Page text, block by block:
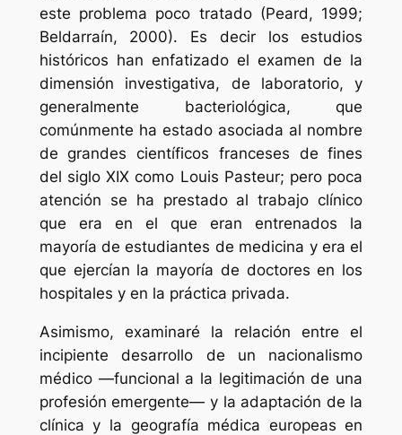
este problema poco tratado (Peard, 1999;
Beldarraín, 2000). Es decir los estudios
históricos han enfatizado el examen de la
dimensión investigativa, de laboratorio, y
generalmente bacteriológica, que
comúnmente ha estado asociada al nombre
de grandes científicos franceses de fines
del siglo XIX como Louis Pasteur; pero poca
atención se ha prestado al trabajo clínico
que era en el que eran entrenados la
mayoría de estudiantes de medicina y era el
que ejercían la mayoría de doctores en los
hospitales y en la práctica privada.
Asimismo, examinaré la relación entre el
incipiente desarrollo de un nacionalismo
médico —funcional a la legitimación de una
profesión emergente— y la adaptación de la
clínica y la geografía médica europeas en